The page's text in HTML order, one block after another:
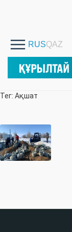
Тег: Ақшат